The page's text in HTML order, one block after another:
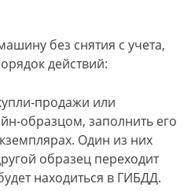
без снятия с учета,
действий:
продажи или
образцом, заполнить его
Один из них
образец переходит
находиться в ГИБДД.